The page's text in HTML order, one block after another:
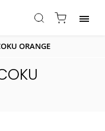
ORANGE